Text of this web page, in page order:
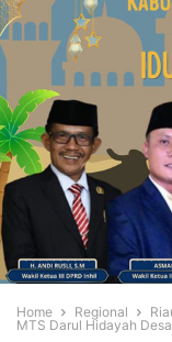
Home Regional
MTS Darul Hidayah